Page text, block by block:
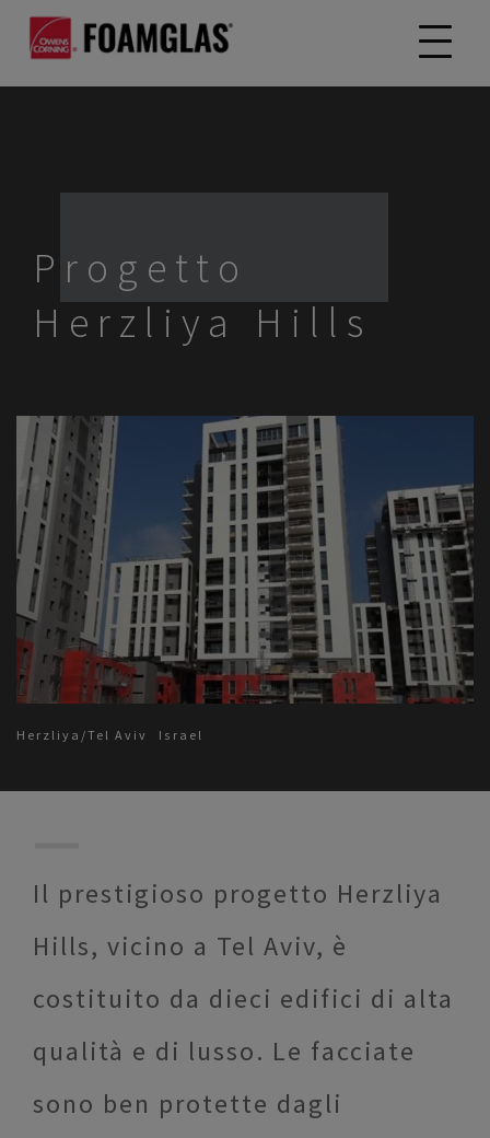
Progetto
Herzliya Hills
Herzliya/Tel Aviv Israel
Il prestigioso progetto Herzliya
Hills, vicino a Tel Aviv, è
costituito da dieci edifici di alta
qualità e di lusso. Le facciate
sono ben protette dagli